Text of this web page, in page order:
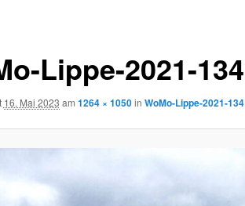
Lippe-2021-134
16. Mai 2023 am 1264 × 1050in WoMo-Lippe-2021-134